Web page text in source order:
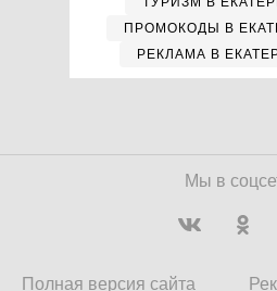
ПРОМОКОДЫ В
РЕКЛАМА В
Мы в
Полная версия сайта